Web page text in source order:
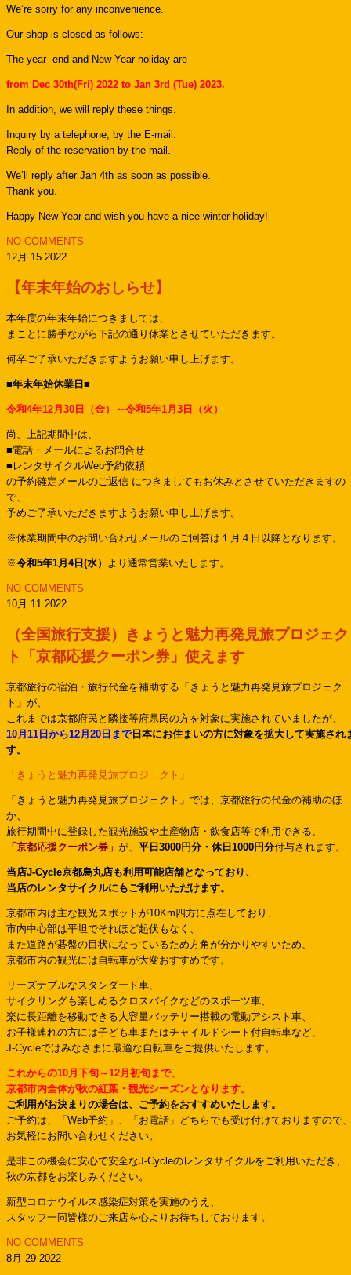
We’re sorry for any inconvenience.
Our shop is closed as follows:
The year -end and New Year holiday are
from Dec 30th(Fri) 2022 to Jan 3rd (Tue) 2023.
In addition, we will reply these things.
Inquiry by a telephone, by the E-mail.
Reply of the reservation by the mail.
We’ll reply after Jan 4th as soon as possible.
Thank you.
Happy New Year and wish you have a nice winter holiday!
NO COMMENTS
12月 15 2022
【年末年始のおしらせ】
本年度の年末年始につきましては、
まことに勝手ながら下記の通り休業とさせていただきます。
何卒ご了承いただきますようお願い申し上げます。
■年末年始休業日■
令和4年12月30日（金）～令和5年1月3日（火）
尚、上記期間中は、
■電話・メールによるお問合せ
■レンタサイクルWeb予約依頼
の予約確定メールのご返信 につきましてもお休みとさせていただきますの
で、
予めご了承いただきますようお願い申し上げます。
※休業期間中のお問い合わせメールのご回答は１月４日以降となります。
※令和5年1月4日(水） より通常営業いたします。
NO COMMENTS
10月 11 2022
（全国旅行支援）きょうと魅力再発見旅プロジェク
ト「京都応援クーポン券」使えます
京都旅行の宿泊・旅行代金を補助する「きょうと魅力再発見旅プロジェク
ト」が、
これまでは京都府民と隣接等府県民の方を対象に実施されていましたが、
10月11日から12月20日まで日本にお住まいの方に対象を拡大して実施され
す。
「きょうと魅力再発見旅プロジェクト」
「きょうと魅力再発見旅プロジェクト」では、京都旅行の代金の補助のほ
か、
旅行期間中に登録した観光施設や土産物店・飲食店等で利用できる、
「京都応援クーポン券」 が、 平日3000円分・休日1000円分付与されます。
当店J-Cycle京都烏丸店も利用可能店舗となっており、
当店のレンタサイクルにもご利用いただけます。
京都市内は主な観光スポットが10Km四方に点在しており、
市内中心部は平坦でそれほど起伏もなく、
また道路が碁盤の目状になっているため方角が分かりやすいため、
京都市内の観光には自転車が大変おすすめです。
リーズナブルなスタンダード車、
サイクリングも楽しめるクロスバイクなどのスポーツ車、
楽に長距離を移動できる大容量バッテリー搭載の電動アシスト車、
お子様連れの方には子ども車またはチャイルドシート付自転車など、
J-Cycleではみなさまに最適な自転車をご提供いたします。
これからの10月下旬～12月初旬まで、
京都市内全体が秋の紅葉・観光シーズンとなります。
ご利用がお決まりの場合は、ご予約をおすすめいたします。
ご予約は、「Web予約」、「お電話」どちらでも受け付けておりますので
お気軽にお問い合わせください。
是非この機会に安心で安全なJ-Cycleのレンタサイクルをご利用いただき、
秋の京都をお楽しみください。
新型コロナウイルス感染症対策を実施のうえ、
スタッフ一同皆様のご来店を心よりお待ちしております。
NO COMMENTS
8月 29 2022